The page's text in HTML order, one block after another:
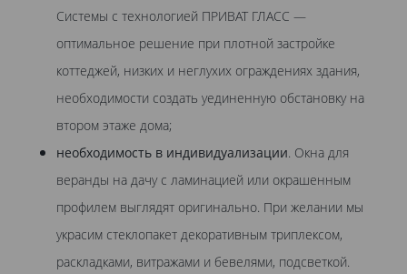
Системы с технологией ПРИВАТ ГЛАСС —
оптимальное решение при плотной застройке
коттеджей, низких и неглухих ограждениях здания,
необходимости создать уединенную обстановку на
втором этаже дома;
необходимость в индивидуализации. Окна для
веранды на дачу с ламинацией или окрашенным
профилем выглядят оригинально. При желании мы
украсим стеклопакет декоративным триплексом,
раскладками, витражами и бевелями, подсветкой.